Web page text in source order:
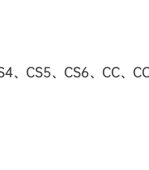
CS5、CS6、CC、